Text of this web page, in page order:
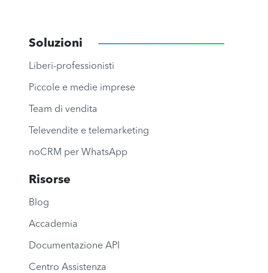
Soluzioni
Liberi-professionisti
Piccole e medie imprese
Team di vendita
Televendite e telemarketing
noCRM per WhatsApp
Risorse
Blog
Accademia
Documentazione API
Centro Assistenza